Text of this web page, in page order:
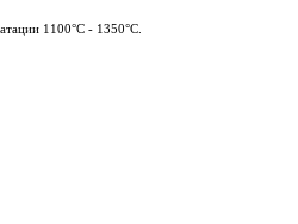
1100°C - 1350°C.